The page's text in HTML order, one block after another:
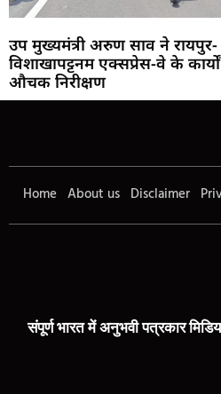
उप मुख्यमंत्री अरुण साव ने रायपुर-
विशाखापट्टनम एक्सप्रेस-वे के
औचक निरीक्षण
Home About us Disclaimer
संपूर्ण भारत में अनुभवी पत्रकार